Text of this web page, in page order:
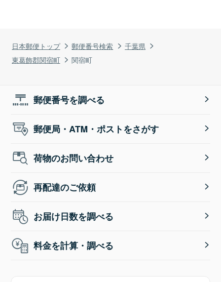
日本郵便トップ 郵便番号検索
千葉県
東葛飾郡関宿町
関宿町
郵便番号を調べる
郵便局・ATM・ポストをさがす
荷物のお問い合わせ
再配達のご依頼
お届け日数を調べる
料金を計算・調べる